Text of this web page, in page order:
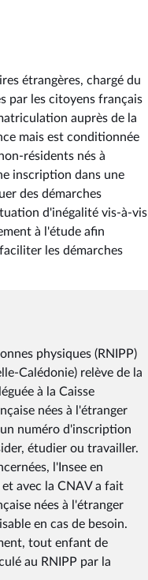
étrangères, chargé du
par les citoyens français
auprès de la
mais est conditionnée
résidents nés à
inscription dans une
des démarches
d'inégalité vis-à-vis
à l'étude afin
les démarches
physiques (RNIPP)
Calédonie) relève de la
à la Caisse
nées à l'étranger
numéro d'inscription
étudier ou travailler.
l'Insee en
avec la CNAV a fait
nées à l'étranger
en cas de besoin.
tout enfant de
au RNIPP par la